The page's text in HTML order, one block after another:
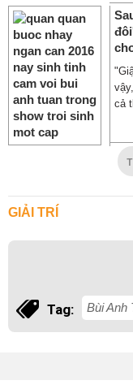
cả
GIẢI TRÍ
Tag: Bùi Anh